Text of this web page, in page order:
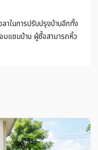
าในการปรับปรุงบ้านอีกทั้ง
มแซมบ้าน ผู้ซื้อสามารถหิ้ว